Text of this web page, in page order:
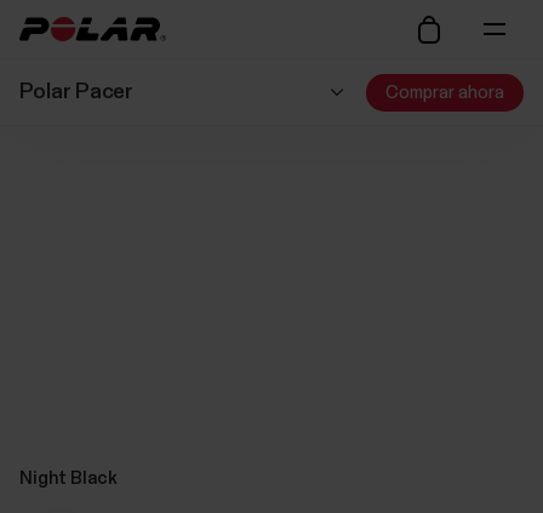
Polar Pacer Comprar ahora
Night Black